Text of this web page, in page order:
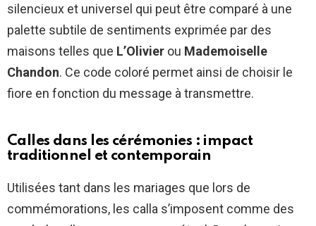
silencieux et universel qui peut être comparé à une
palette subtile de sentiments exprimée par des
maisons telles que L’Olivier ou Mademoiselle
Chandon. Ce code coloré permet ainsi de choisir le
fiore en fonction du message à transmettre.
Calles dans les cérémonies : impact
traditionnel et contemporain
Utilisées tant dans les mariages que lors de
commémorations, les calla s’imposent comme des